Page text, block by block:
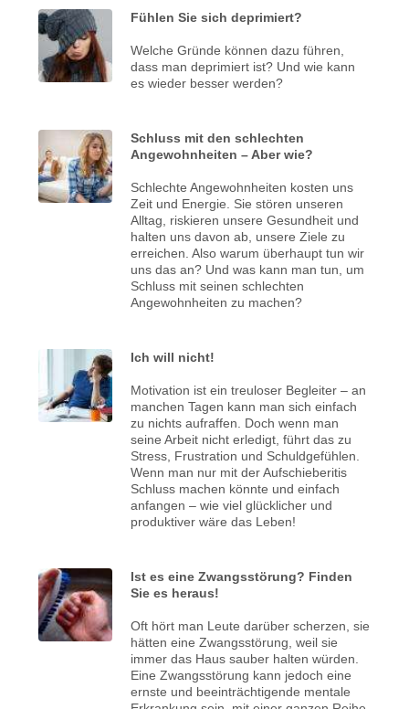
Fühlen Sie sich deprimiert?
Welche Gründe können dazu führen,
dass man deprimiert ist? Und wie kann
es wieder besser werden?
Schluss mit den schlechten
Angewohnheiten – Aber wie?
Schlechte Angewohnheiten kosten uns
Zeit und Energie. Sie stören unseren
Alltag, riskieren unsere Gesundheit und
halten uns davon ab, unsere Ziele zu
erreichen. Also warum überhaupt tun wir
uns das an? Und was kann man tun, um
Schluss mit seinen schlechten
Angewohnheiten zu machen?
Ich will nicht!
Motivation ist ein treuloser Begleiter – an
manchen Tagen kann man sich einfach
zu nichts aufraffen. Doch wenn man
seine Arbeit nicht erledigt, führt das zu
Stress, Frustration und Schuldgefühlen.
Wenn man nur mit der Aufschieberitis
Schluss machen könnte und einfach
anfangen – wie viel glücklicher und
produktiver wäre das Leben!
Ist es eine Zwangsstörung? Finden
Sie es heraus!
Oft hört man Leute darüber scherzen, sie
hätten eine Zwangsstörung, weil sie
immer das Haus sauber halten würden.
Eine Zwangsstörung kann jedoch eine
ernste und beeinträchtigende mentale